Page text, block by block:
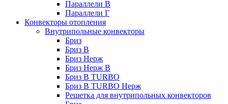
Параллели В
Параллели Г
Конвекторы отопления
Внутрипольные конвекторы
Бриз
Бриз В
Бриз Нерж
Бриз Нерж В
Бриз В TURBO
Бриз В TURBO Нерж
Решетка для внутрипольных конвекторов